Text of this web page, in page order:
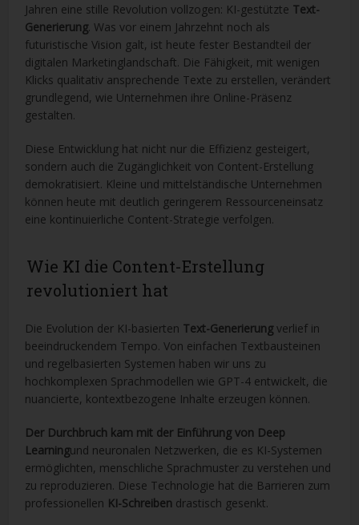
Jahren eine stille Revolution vollzogen: KI-gestützte Text-
Generierung. Was vor einem Jahrzehnt noch als
futuristische Vision galt, ist heute fester Bestandteil der
digitalen Marketinglandschaft. Die Fähigkeit, mit wenigen
Klicks qualitativ ansprechende Texte zu erstellen, verändert
grundlegend, wie Unternehmen ihre Online-Präsenz
gestalten.
Diese Entwicklung hat nicht nur die Effizienz gesteigert,
sondern auch die Zugänglichkeit von Content-Erstellung
demokratisiert. Kleine und mittelständische Unternehmen
können heute mit deutlich geringerem Ressourceneinsatz
eine kontinuierliche Content-Strategie verfolgen.
Wie KI die Content-Erstellung
revolutioniert hat
Die Evolution der KI-basierten Text-Generierungverlief in
beeindruckendem Tempo. Von einfachen Textbausteinen
und regelbasierten Systemen haben wir uns zu
hochkomplexen Sprachmodellen wie GPT-4 entwickelt, die
nuancierte, kontextbezogene Inhalte erzeugen können.
Der Durchbruch kam mit der Einführung von Deep
Learningund neuronalen Netzwerken, die es KI-Systemen
ermöglichten, menschliche Sprachmuster zu verstehen und
zu reproduzieren. Diese Technologie hat die Barrieren zum
professionellen KI-Schreiben drastisch gesenkt.